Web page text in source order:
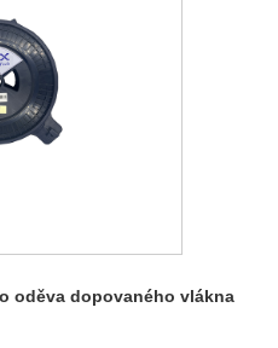
oděva dopovaného vlákna